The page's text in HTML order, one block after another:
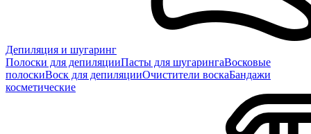
Депиляция и шугаринг
Полоски для депиляцииПасты для шугарингаВосковые
полоскиВоск для депиляцииОчистители воскаБандажи
косметические